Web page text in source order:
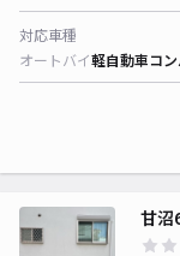
対応車種
オートバイ軽自動車コ
甘沼